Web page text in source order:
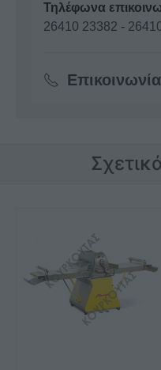
Τηλέφωνα
26410 23382 -
Επικοινωνία
έχει
πολλαπλές
παραλλαγές.